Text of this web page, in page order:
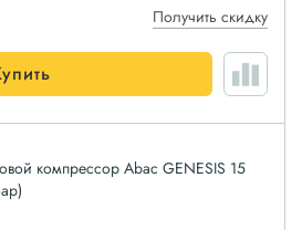
Получить скидку
компрессор Abac GENESIS 15